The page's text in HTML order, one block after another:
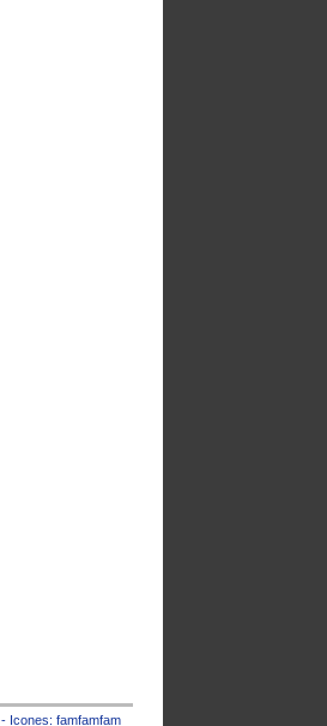
- Icones: famfamfam